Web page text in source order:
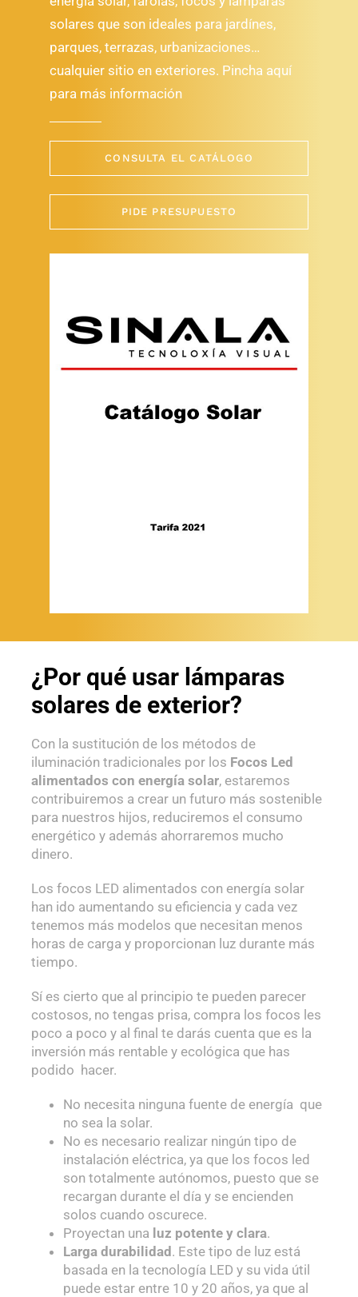
solares que son ideales para jardínes,
parques, terrazas, urbanizaciones…
cualquier sitio en exteriores. Pincha aquí
para más información
CONSULTA EL CATÁLOGO
PIDE PRESUPUESTO
¿Por qué usar lámparas
solares de exterior?
Con la sustitución de los métodos de
iluminación tradicionales por los Focos Led
alimentados con energía solar, estaremos
contribuiremos a crear un futuro más sostenible
para nuestros hijos, reduciremos el consumo
energético y además ahorraremos mucho
dinero.
Los focos LED alimentados con energía solar
han ido aumentando su eficiencia y cada vez
tenemos más modelos que necesitan menos
horas de carga y proporcionan luz durante más
tiempo.
Sí es cierto que al principio te pueden parecer
costosos, no tengas prisa, compra los focos les
poco a poco y al final te darás cuenta que es la
inversión más rentable y ecológica que has
podido hacer.
No necesita ninguna fuente de energía que
no sea la solar.
No es necesario realizar ningún tipo de
instalación eléctrica, ya que los focos led
son totalmente autónomos, puesto que se
recargan durante el día y se encienden
solos cuando oscurece.
Proyectan una luz potente y clara.
Larga durabilidad. Este tipo de luz está
basada en la tecnología LED y su vida útil
puede estar entre 10 y 20 años, ya que al